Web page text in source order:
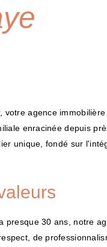
agence
enracinée depuis
unique, fondé sur
presque 30 ans, notre
de